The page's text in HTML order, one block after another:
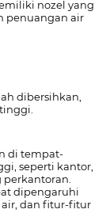
nozel yang
penuangan air
dibersihkan,
di tempat-
seperti kantor,
dipengaruhi
air, dan fitur-fitur